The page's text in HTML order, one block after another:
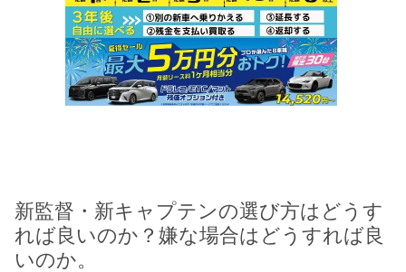
新監督・新キャプテンの選び方はどうす
れば良いのか？嫌な場合はどうすれば良
いのか。